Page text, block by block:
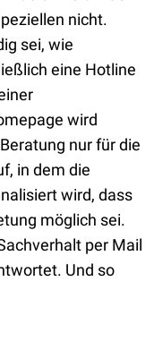
nicht.
sei, wie
eine Hotline
wird
nur für die
in dem die
wird, dass
möglich sei.
per Mail
Und so